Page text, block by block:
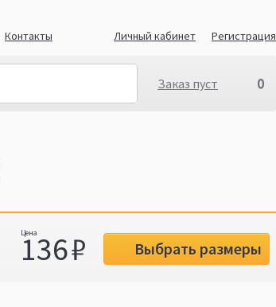
Контакты Личный кабинет Регистрация
Заказ пуст 0
136 Выбрать размеры